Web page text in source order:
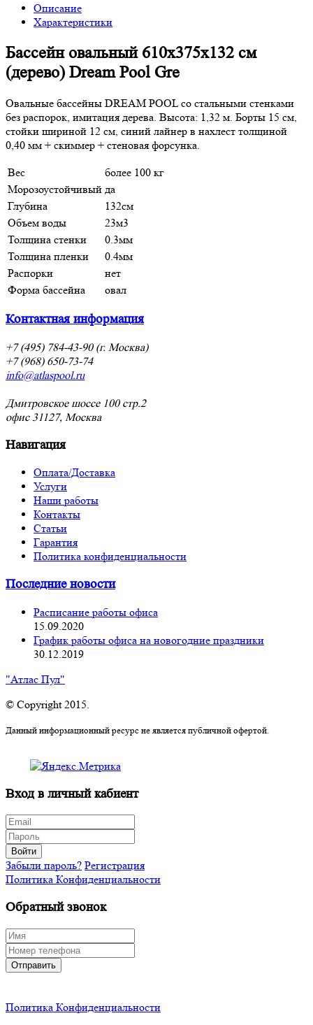
Описание
Характеристики
Бассейн овальный 610х375х132 см
(дерево) Dream Pool Gre
Овальные бассейны DREAM POOL со стальными стенками
без распорок, имитация дерева. Высота: 1,32 м. Борты 15 см,
стойки шириной 12 см, синий лайнер в нахлест толщиной
0,40 мм + скиммер + стеновая форсунка.
Вес
более 100 кг
Морозоустойчивый да
Глубина
132см
Объем воды
23м3
Толщина стенки
0.3мм
Толщина пленки
0.4мм
Распорки
нет
Форма бассейна
овал
Контактная информация
+7 (495) 784-43-90 (г. Москва)
+7 (968) 650-73-74
info@atlaspool.ru
Дмитровское шоссе 100 стр.2
офис 31127, Москва
Навигация
Оплата/Доставка
Услуги
Наши работы
Контакты
Статьи
Гарантия
Политика конфиденциальности
Последние новости
Расписание работы офиса
15.09.2020
График работы офиса на новогодние праздники
30.12.2019
"Атлас Пул"
© Copyright 2015.
Данный информационный ресурс не является публичной офертой.
Вход в личный кабиент
Войти
Забыли пароль? Регистрация
Политика Конфиденциальности
Обратный звонок
Отправить
Политика Конфиденциальности